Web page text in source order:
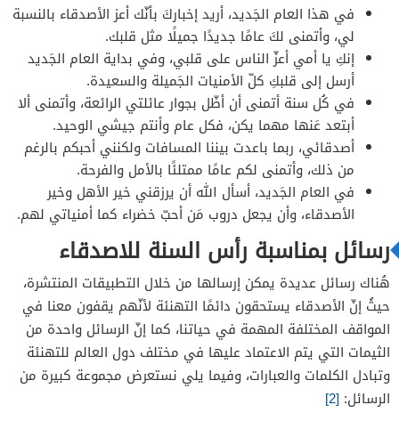
في هذا العام الجَديد، أريد إخباركَ بأنّك أعز الأصدقاء بالنسبة
لي، وأتمنى لكَ عامًا جديدًا جميلًا مثل قلبك.
إنكِ يا أمي أعزّ الناس على قلبي، وفي بداية العام الجَديد
أرسل إلى قلبكِ كلّ الأمنيات الجَميلة والسعيدة.
في كُل سنة أتمنى أن أظّل بجوار عائلتي الرائعة، وأتمنى ألا
أبتعد عَنها مهما يكن، فكل عام وأنتم جيشي الوحيد.
أصدقائي، ربما باعدت بيننا المسافات ولكنني أحبكم بالرغم
من ذلك، وأتمنى لكم عامًا ممتلئًا بالأمل والفرحة.
في العام الجَديد، أسأل الله أن يرزقني خير الأهل وخير
الأصدقاء، وأن يجعل دروب مَن أحبّ خضراء كما أمنياتي لهم.
رسائل بمناسبة رأس السنة للاصدقاء
هُناك رسائل عديدة يمكن إرسالها من خلال التطبيقات المنتشرة،
حيثُ إنّ الأصدقاء يستحقون دائمًا التهنئة لأنّهم يقفون معنا في
المواقف المختلفة المهمة في حياتنا، كما إنّ الرسائل واحدة من
الثيمات التي يتم الاعتماد عليها في مختلف دول العالم للتهنئة
وتبادل الكلمات والعبارات، وفيما يلي نستعرض مجموعة كبيرة من
الرسائل: [2]